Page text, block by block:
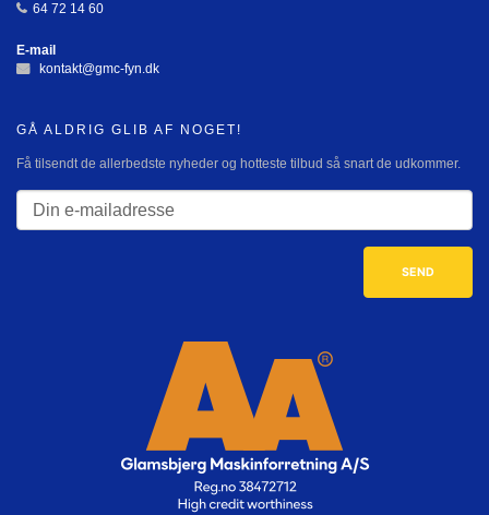
64 72 14 60
E-mail
kontakt@gmc-fyn.dk
GÅ ALDRIG GLIB AF NOGET!
Få tilsendt de allerbedste nyheder og hotteste tilbud så snart de udkommer.